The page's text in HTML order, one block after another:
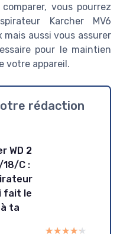
vous pourrez
Karcher MV6
aussi vous assurer
pour le maintien
votre appareil.
rédaction
WD 2
18/C :
fait le
ta
★★★★★
★★★★★